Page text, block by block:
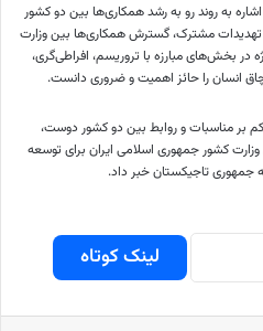
به روند رو به رشد همکاری‌ها بین دو کشور
مشترک، گسترش همکاری‌ها بین وزارت
در بخش‌های مبارزه با تروریسم، افراطی‌گری،
انسان را حائز اهمیت و ضروری دانست.
بر مناسبات و روابط بین دو کشور دوست،
کشور جمهوری اسلامی ایران برای توسعه
جمهوری تاجیکستان خبر داد.
لینک کوتاه